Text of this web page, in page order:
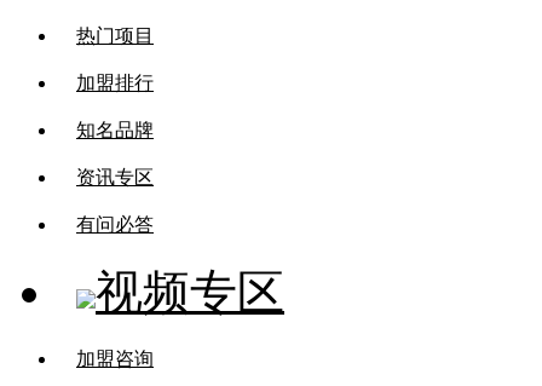
热门项目
加盟排行
知名品牌
资讯专区
有问必答
视频专区
加盟咨询